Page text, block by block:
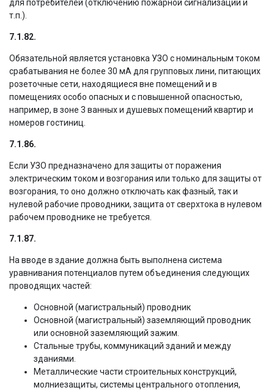
для потребителей (отключению пожарной сигнализации и
т.п.).
7.1.82.
Обязательной является установка УЗО с номинальным током
срабатывания не более 30 мА для групповых лини, питающих
розеточные сети, находящиеся вне помещений и в
помещениях особо опасных и с повышенной опасностью,
например, в зоне 3 ванных и душевых помещений квартир и
номеров гостиниц.
7.1.86.
Если УЗО предназначено для защиты от поражения
электрическим током и возгорания или только для защиты от
возгорания, то оно должно отключать как фазный, так и
нулевой рабочие проводники, защита от сверхтока в нулевом
рабочем проводнике не требуется.
7.1.87.
На вводе в здание должна быть выполнена система
уравнивания потенциалов путем объединения следующих
проводящих частей:
Основной (магистральный) проводник
Основной (магистральный) заземляющий проводник
или основной заземляющий зажим.
Стальные трубы, коммуникаций зданий и между
зданиями.
Металлические части строительных конструкций,
молниезащиты, системы центрального отопления,